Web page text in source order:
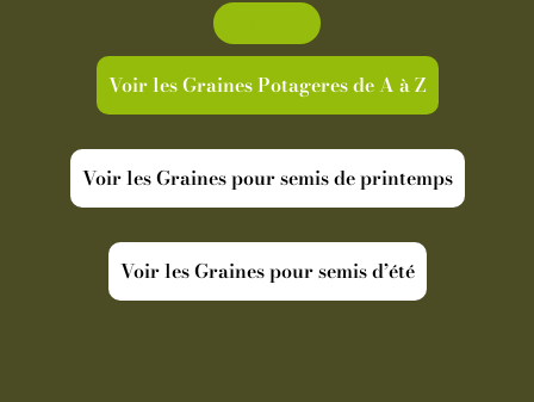
Voir les Graines Potageres de A à Z
Voir les Graines pour semis de printemps
Voir les Graines pour semis d’été